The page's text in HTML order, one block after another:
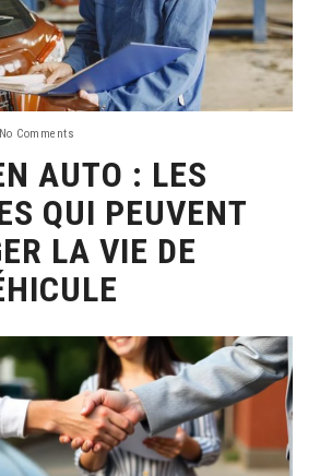
No Comments
AUTO : LES
QUI PEUVENT
LA VIE DE